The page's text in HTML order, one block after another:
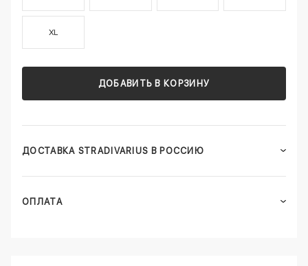
XL
ДОБАВИТЬ В КОРЗИНУ
ДОСТАВКА STRADIVARIUS В РОССИЮ
ОПЛАТА